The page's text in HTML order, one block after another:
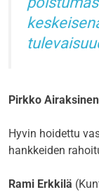
Pirkko
Hyvin hoidettu
hankkeiden
Rami Erkkilä